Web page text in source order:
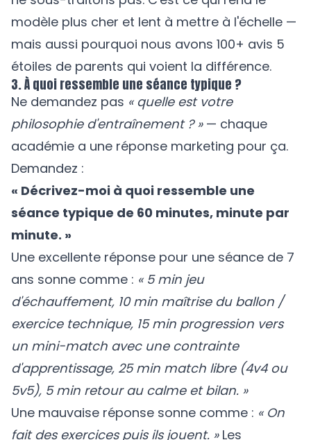
modèle plus cher et lent à mettre à l'échelle —
mais aussi pourquoi nous avons 100+ avis 5
étoiles de parents qui voient la différence.
3. À quoi ressemble une séance typique ?
Ne demandez pas « quelle est votre
philosophie d'entraînement ? »— chaque
académie a une réponse marketing pour ça.
Demandez :
« Décrivez-moi à quoi ressemble une
séance typique de 60 minutes, minute par
minute. »
Une excellente réponse pour une séance de 7
ans sonne comme : « 5 min jeu
d'échauffement, 10 min maîtrise du ballon /
exercice technique, 15 min progression vers
un mini-match avec une contrainte
d'apprentissage, 25 min match libre (4v4 ou
5v5), 5 min retour au calme et bilan. »
Une mauvaise réponse sonne comme : « On
fait des exercices puis ils jouent. » Les